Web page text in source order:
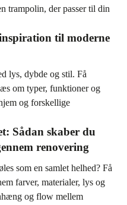
trampolin, der passer til din
til moderne
lys, dybde og stil. Få
om typer, funktioner og
og forskellige
Sådan skaber du
renovering
som en samlet helhed? Få
farver, materialer, lys og
og flow mellem